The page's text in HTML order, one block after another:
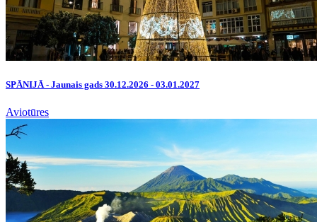
SPĀNIJĀ - Jaunais gads 30.12.2026 - 03.01.2027
Aviotūres